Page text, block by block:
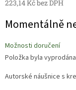
223,14 Kč bez DPH
cena:
Momentálně
Možnosti doručení
Položka byla
Autorské náušnice s